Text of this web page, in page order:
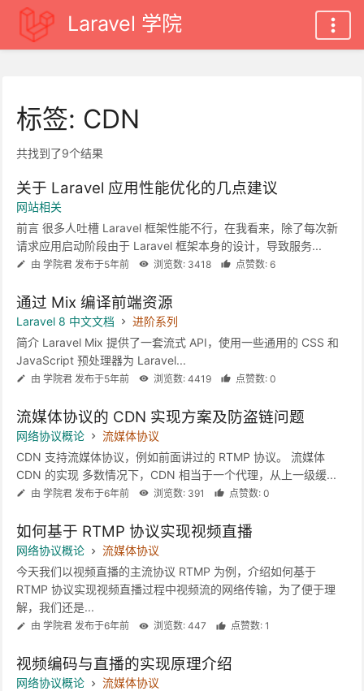
Laravel 学院
标签: CDN
共找到了9个结果
关于 Laravel 应用性能优化的几点建议
网站相关
前言 很多人吐槽 Laravel 框架性能不行，在我看来，除了每次新
请求应用启动阶段由于 Laravel 框架本身的设计，导致服务...
由 学院君 发布于5年前 浏览数: 3418 点赞数: 6
通过 Mix 编译前端资源
Laravel 8 中文文档
进阶系列
简介 Laravel Mix 提供了一套流式 API，使用一些通用的 CSS 和
JavaScript 预处理器为 Laravel...
由 学院君 发布于5年前 浏览数: 4419 点赞数: 0
流媒体协议的 CDN 实现方案及防盗链问题
网络协议概论
流媒体协议
CDN 支持流媒体协议，例如前面讲过的 RTMP 协议。 流媒体
CDN 的实现 多数情况下，CDN 相当于一个代理，从上一级缓...
由 学院君 发布于6年前 浏览数: 391 点赞数: 0
如何基于 RTMP 协议实现视频直播
网络协议概论
流媒体协议
今天我们以视频直播的主流协议 RTMP 为例，介绍如何基于
RTMP 协议实现视频直播过程中视频流的网络传输，为了便于理
解，我们还是...
由 学院君 发布于6年前 浏览数: 447 点赞数: 1
视频编码与直播的实现原理介绍
网络协议概论
流媒体协议